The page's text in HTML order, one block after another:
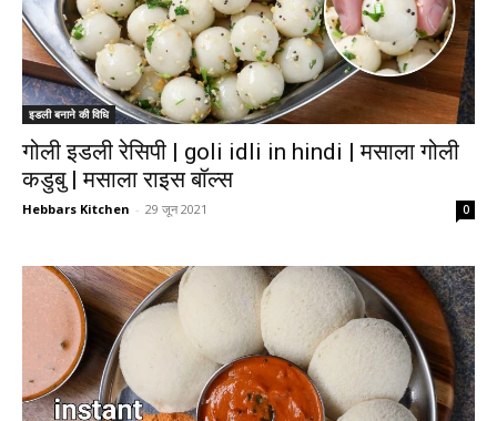
इडली बनाने की विधि
गोली इडली रेसिपी | goli idli in hindi | मसाला गोली
कडुबु | मसाला राइस बॉल्स
Hebbars Kitchen - 29 जून 2021 0